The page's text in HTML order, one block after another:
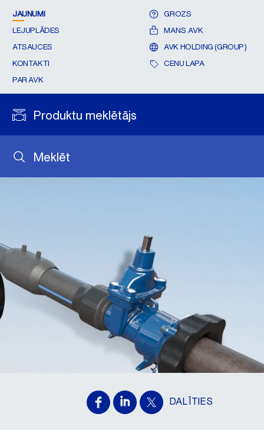
Meklēt
Produktu meklētājs
JAUNUMI
LEJUPLĀDES
ATSAUCES
KONTAKTI
PAR AVK
GROZS
MANS AVK
AVK HOLDING (GROUP)
CENU LAPA
DALĪTIES